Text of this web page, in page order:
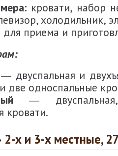
кровати, набор
холодильник,
приема и
― двуспальная и
две односпальные
―
кровати.
х и 3-х местные,